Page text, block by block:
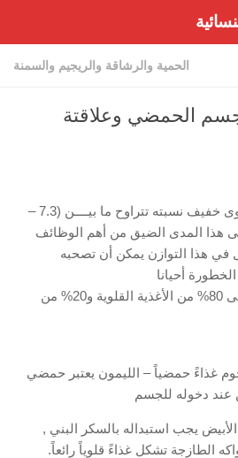
الحمية والرشاقة والريجيم والسمنة
الحمضي وعلاقتة
يتمتع دم الإنسان بوسط قلوى خفيف نسبته تتراوح ما بيــــن (7.3 –
على هذا المدى الضيق من أهم الوظائف
في هذا التوازن يمكن أن تصحبه
أحيانا
و ينبغي أن يحتوى الغذاء على 80% من الأغذية القلوية و20% من
غذاءً حمضياً – الليمون يعتبر حمضي
عند دخوله للجسم
يجب استبداله بالسكر البني ,
الطازجة تشكل غذاءً قلوياً رائعاً.